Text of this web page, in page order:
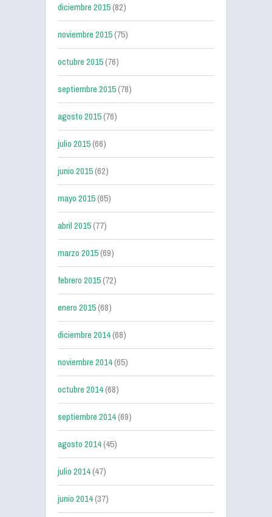
diciembre 2015(82)
noviembre 2015(75)
octubre 2015(76)
septiembre 2015(78)
agosto 2015(76)
julio 2015(66)
junio 2015(62)
mayo 2015(65)
abril 2015(77)
marzo 2015(69)
febrero 2015(72)
enero 2015(68)
diciembre 2014(68)
noviembre 2014(65)
octubre 2014(68)
septiembre 2014(69)
agosto 2014(45)
julio 2014(47)
junio 2014(37)